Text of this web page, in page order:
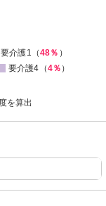
要介護1（48％ ）
要介護4（4％ ）
を算出